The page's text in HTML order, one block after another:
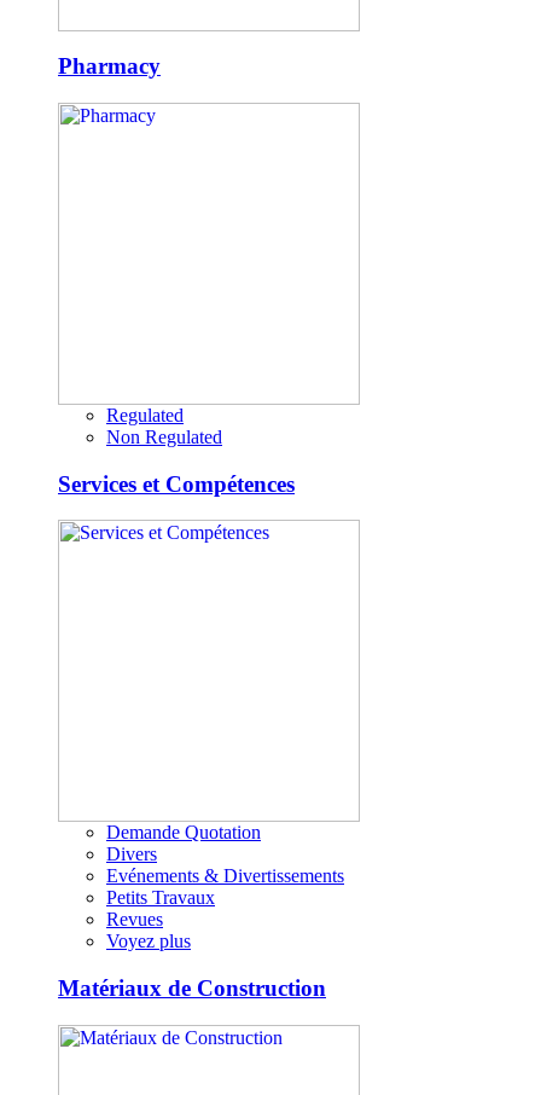
Pharmacy
Regulated
Non Regulated
Services et Compétences
Demande Quotation
Divers
Evénements & Divertissements
Petits Travaux
Revues
Voyez plus
Matériaux de Construction